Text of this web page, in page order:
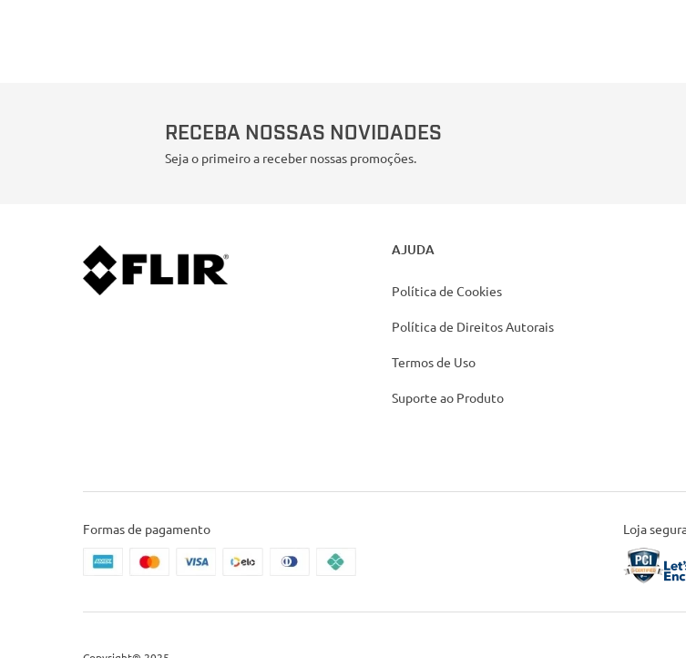
RECEBA NOSSAS NOVIDADES
Seja o primeiro a receber nossas promoções.
AJUDA
Política de Cookies
Política de Direitos Autorais
Termos de Uso
Suporte ao Produto
Formas de pagamento Loja